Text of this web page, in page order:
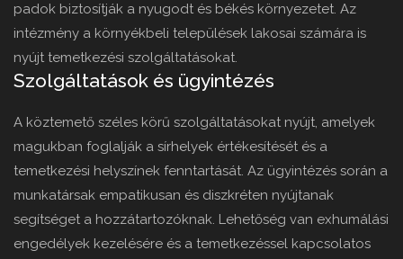
padok biztosítják a nyugodt és békés környezetet. Az
intézmény a környékbeli települések lakosai számára is
nyújt temetkezési szolgáltatásokat.
Szolgáltatások és ügyintézés
A köztemető széles körű szolgáltatásokat nyújt, amelyek
magukban foglalják a sírhelyek értékesítését és a
temetkezési helyszínek fenntartását. Az ügyintézés során a
munkatársak empatikusan és diszkréten nyújtanak
segítséget a hozzátartozóknak. Lehetőség van exhumálási
engedélyek kezelésére és a temetkezéssel kapcsolatos